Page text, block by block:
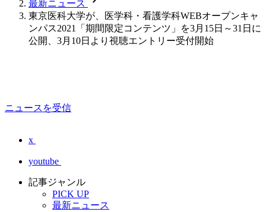
最新ニュース
東京医科大学が、医学科・看護学科WEBオープンキャ
ンパス2021「期間限定コンテンツ」を3月15日～31日に
公開、3月10日より視聴エントリー受付開始
ニュースを受信
x
youtube
記事ジャンル
PICK UP
最新ニュース